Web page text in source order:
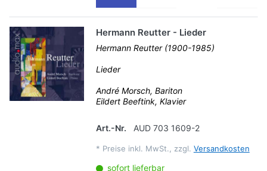
Hermann Reutter - Lieder
Hermann Reutter (1900-1985)
Lieder
André Morsch, Bariton
Eildert Beeftink, Klavier
Art.-Nr. AUD 703 1609-2
* Preise inkl. MwSt., zzgl. Versandkosten
sofort lieferbar